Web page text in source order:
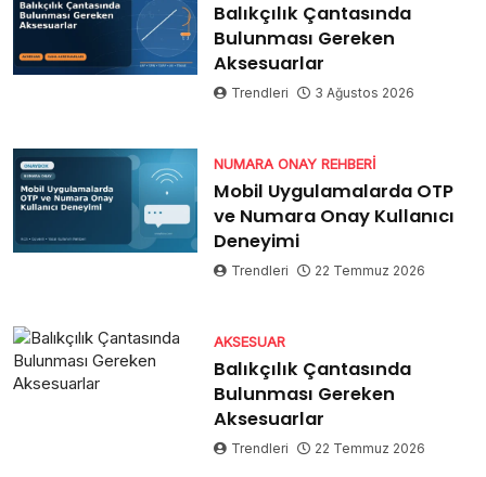
Balıkçılık Çantasında
Bulunması Gereken
Aksesuarlar
Trendleri 3 Ağustos 2026
NUMARA ONAY REHBERI
Mobil Uygulamalarda OTP
ve Numara Onay Kullanıcı
Deneyimi
Trendleri 22 Temmuz 2026
AKSESUAR
Balıkçılık Çantasında
Bulunması Gereken
Aksesuarlar
Trendleri 22 Temmuz 2026